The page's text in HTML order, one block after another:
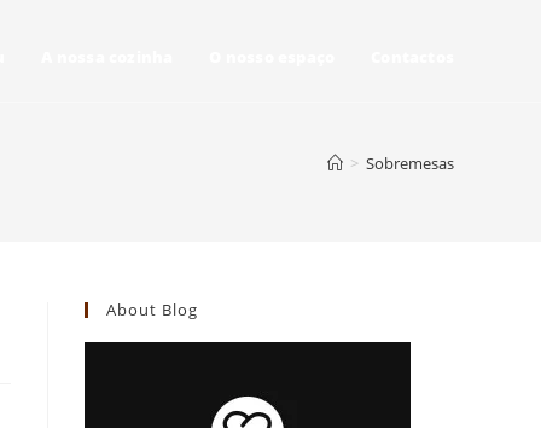
> Sobremesas
About Blog